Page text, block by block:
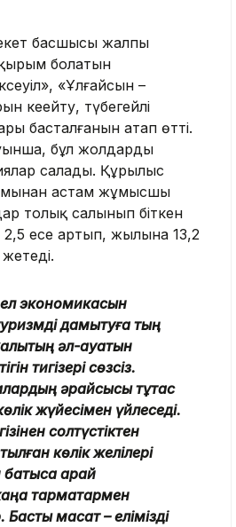
басшысы жалпы
болатын
«Ұлғайсын –
кеңейту, түбегейлі
басталғанын атап өтті.
бұл жолдарды
салады. Құрылыс
астам жұмысшы
толық салынып біткен
2,5 есе артып, жылына 13,2
экономикасын
дамытуға тың
әл-ауқатын
тигізері сөзсіз.
әрқайсысы тұтас
жүйесімен үйлеседі.
солтүстіктен
көлік желілері
қарай
тармақтармен
мақсат – елімізді